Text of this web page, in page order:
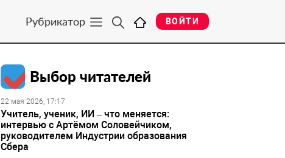
Рубрикатор ВОЙТИ
Выбор читателей
22 мая 2026, 17:17
Учитель, ученик, ИИ – что меняется:
интервью с Артёмом Соловейчиком,
руководителем Индустрии образования
Сбера